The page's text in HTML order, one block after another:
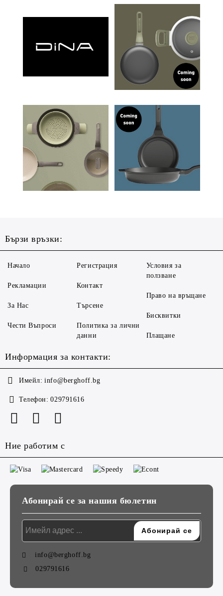
Бързи връзки:
Начало
Рекламации
За Нас
Чести Въпроси
Регистрация
Контакт
Търсене
Политика за лични
данни
Условия за
ползване
Право на връщане
Бисквитки
Плащане
Информация за контакти:
Имейл: info@berghoff.bg
Телефон: 029791616
Ние работим с
Абонирай се за нашия бюлетин
info@berghoff.bg
029791616